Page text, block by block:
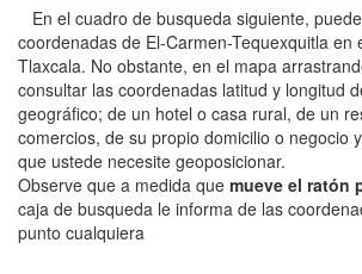
En el cuadro de busqueda siguiente,
coordenadas de El-Carmen-Tequexquitla en
Tlaxcala. No obstante, en el mapa
consultar las coordenadas latitud y longitud
geográfico; de un hotel o casa rural, de un
comercios, de su propio domicilio o negocio
que ustede necesite geoposicionar.
Observe que a medida que mueve el ratón
caja de busqueda le informa de las
punto cualquiera